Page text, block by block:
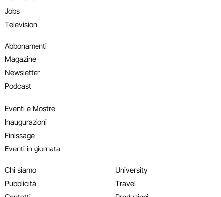
Jobs
Television
Abbonamenti
Magazine
Newsletter
Podcast
Eventi e Mostre
Inaugurazioni
Finissage
Eventi in giornata
Chi siamo
Pubblicità
University
Travel